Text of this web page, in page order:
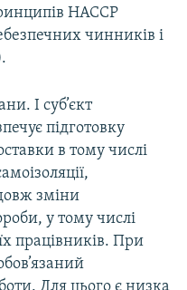
HACCP
чинників і
І суб’єкт
підготовку
в тому числі
зміни
у тому числі
працівників. При